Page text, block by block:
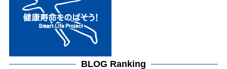
BLOG Ranking